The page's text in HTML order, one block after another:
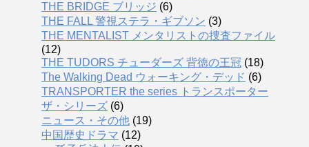
THE BRIDGE ブリッジ (6)
THE FALL 警視ステラ・ギブソン (3)
THE MENTALIST メンタリストの捜査ファイル
(12)
THE TUDORS チューダーズ 背徳の王冠 (18)
The Walking Dead ウォーキング・デッド (6)
TRANSPORTER the series トランスポーター
ザ・シリーズ (6)
ニュース・その他 (19)
中国歴史ドラマ (12)